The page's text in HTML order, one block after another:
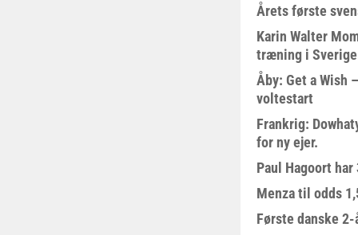
Årets første
Karin Walter
træning i Sverige
Åby: Get a Wish
voltestart
Frankrig:
for ny ejer.
Paul Hagoort
Menza til odds
Første danske